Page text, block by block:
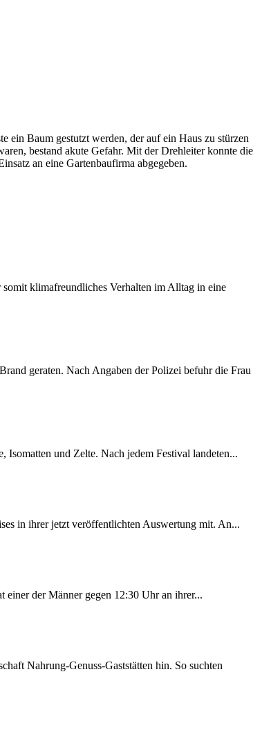
ein Baum gestutzt werden, der auf ein Haus zu stürzen
bestand akute Gefahr. Mit der Drehleiter konnte die
an eine Gartenbaufirma abgegeben.
klimafreundliches Verhalten im Alltag in eine
geraten. Nach Angaben der Polizei befuhr die Frau
und Zelte. Nach jedem Festival landeten...
in ihrer jetzt veröffentlichten Auswertung mit. An...
der Männer gegen 12:30 Uhr an ihrer...
Nahrung-Genuss-Gaststätten hin. So suchten